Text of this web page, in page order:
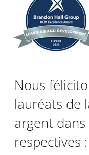
Nous
lauréats de
argent
respectives :